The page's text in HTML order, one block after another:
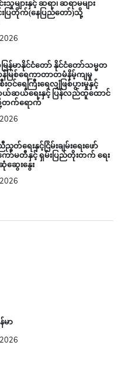
းသူများနှင့် ဆရာ၊ ဆရာမများ
ပြတိုက်(နေပြည်တော်)သို့
ြန်မာနိုင်ငံတော် နိုင်ငံတော်သမ္မတ
န်မြစ်ရေကာတာတမံနိမ့်ကျမှု
စီးဝင်ရေကြီးရေလျှံဖြစ်ပွားမှုနှင့်
ယ်ရေးနှင့် ပြန်လည်ထူထောင်
တက်ရောက်
တ်ရေးနှင့်ငြိမ်းချမ်းရေးဖော်
ော်မတီနှင့် ရှမ်းပြည်တိုးတက် ရေး
ဆွေးနွေး
မာ